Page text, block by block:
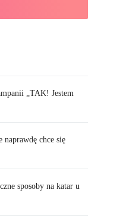
„TAK! Jestem
naprawdę chce się
sposoby na katar u